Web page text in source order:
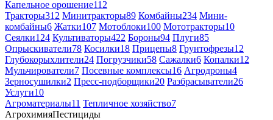
Капельное орошение112
Тракторы312 Минитракторы89 Комбайны234 Мини-
комбайны6 Жатки107 Мотоблоки100 Мототракторы10
Сеялки124 Культиваторы422 Бороны94 Плуги85
Опрыскиватели78 Косилки18 Прицепы8 Грунтофрезы12
Глубокорыхлители24 Погрузчики58 Сажалки6 Копалки12
Мульчирователи7 Посевные комплексы16 Агродроны4
Зерносушилки2 Пресс-подборщики20 Разбрасыватели26
Услуги10
Агроматериалы11 Тепличное хозяйство7
АгрохимияПестициды